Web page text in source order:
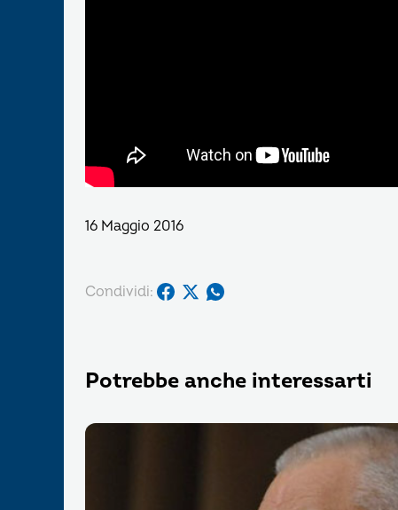
16 Maggio 2016
Condividi:
Potrebbe anche interessarti